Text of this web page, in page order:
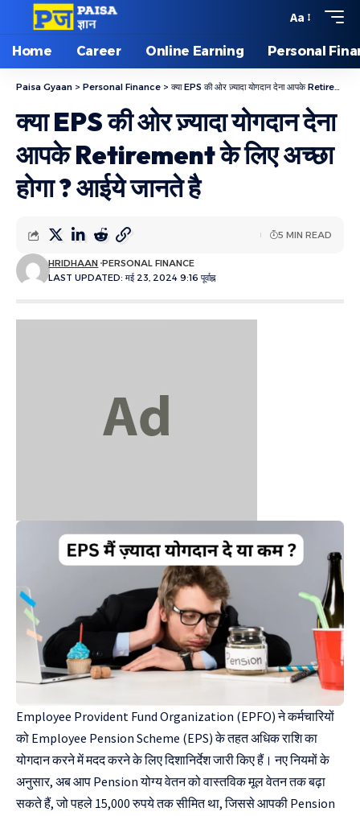
Aa
Home Career Online Earning Personal
Paisa Gyaan > Personal Finance > क्या EPS की ओर ज़्यादा योगदान देना आपके Retirement के लिए अच्छा होगा ? आईये जानते है
क्या EPS की ओर ज़्यादा योगदान देना
आपके Retirement के लिए अच्छा
होगा ? आईये जानते है
LAST UPDATED: मई 23, 2024 9:16 पूर्वाह्न
HRIDHAAN PERSONAL FINANCE
5 MIN READ
Employee Provident Fund Organization (EPFO)ने कर्मचारियों
को Employee Pension Scheme (EPS) के तहत अधिक राशि का
योगदान करने में मदद करने के लिए दिशानिर्देश जारी किए हैं। नए नियमों के
अनुसार, अब आप Pension योग्य वेतन को वास्तविक मूल वेतन तक बढ़ा
सकते हैं, जो पहले 15,000 रुपये तक सीमित था, जिससे आपकी Pension